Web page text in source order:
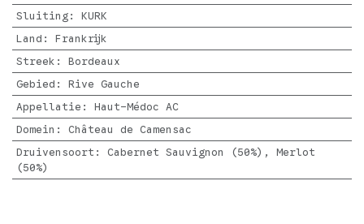
Sluiting: KURK
Land : Frankrijk
Streek : Bordeaux
Gebied : Rive Gauche
Appellatie : Haut-Médoc AC
Domein : Château de Camensac
Druivensoort : Cabernet Sauvignon (50%), Merlot
(50%)